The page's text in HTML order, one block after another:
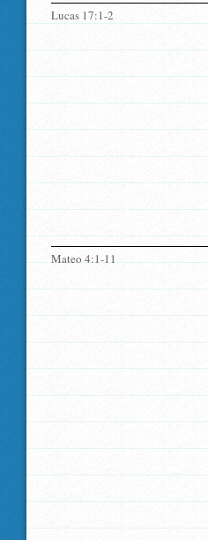
Lucas 17:1-2
Mateo 4:1-11